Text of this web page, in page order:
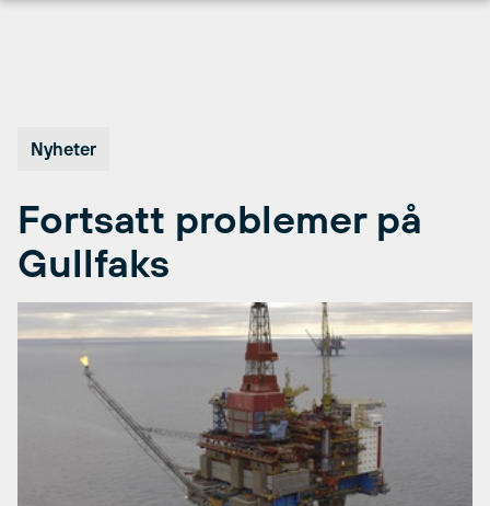
Nyheter
Fortsatt problemer på
Gullfaks